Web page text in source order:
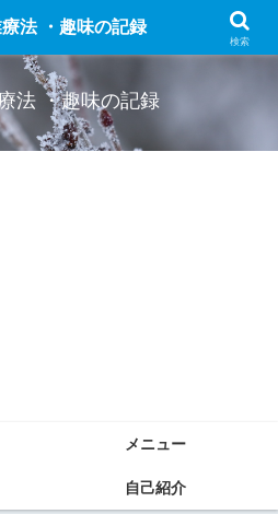
まとめと趣味(車、ドライブ、ブログなど)
法 ・趣味の記録
メニュー
自己紹介
法 ・趣味の記録
検索